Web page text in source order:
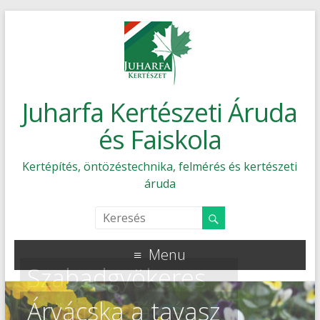
Juharfa Kertészeti Áruda
és Faiskola
Kertépítés, öntözéstechnika, felmérés és kertészeti
áruda
Menu
Szabadgyökeres
gyümölcsfák és
Árvácska a tavasz